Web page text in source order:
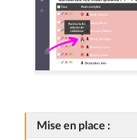
Mise en place :